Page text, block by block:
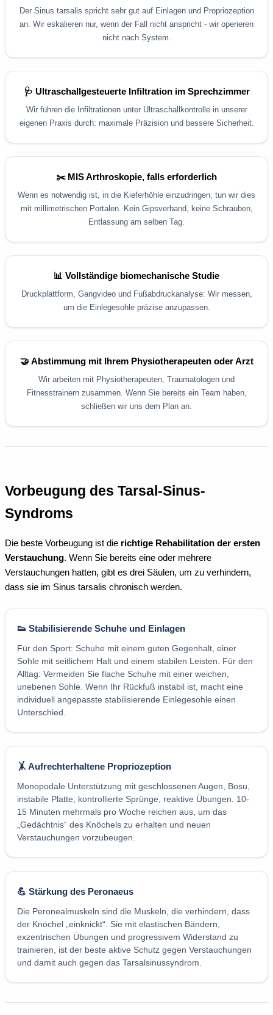
Der Sinus tarsalis spricht sehr gut auf Einlagen und Propriozeption
an. Wir eskalieren nur, wenn der Fall nicht anspricht - wir operieren
nicht nach System.
🩺 Ultraschallgesteuerte Infiltration im Sprechzimmer
Wir führen die Infiltrationen unter Ultraschallkontrolle in unserer
eigenen Praxis durch: maximale Präzision und bessere Sicherheit.
✂️ MIS Arthroskopie, falls erforderlich
Wenn es notwendig ist, in die Kieferhöhle einzudringen, tun wir dies
mit millimetrischen Portalen. Kein Gipsverband, keine Schrauben,
Entlassung am selben Tag.
📊 Vollständige biomechanische Studie
Druckplattform, Gangvideo und Fußabdruckanalyse: Wir messen,
um die Einlegesohle präzise anzupassen.
🤝 Abstimmung mit Ihrem Physiotherapeuten oder Arzt
Wir arbeiten mit Physiotherapeuten, Traumatologen und
Fitnesstrainern zusammen. Wenn Sie bereits ein Team haben,
schließen wir uns dem Plan an.
Vorbeugung des Tarsal-Sinus-
Syndroms
Die beste Vorbeugung ist die richtige Rehabilitation der ersten
Verstauchung. Wenn Sie bereits eine oder mehrere
Verstauchungen hatten, gibt es drei Säulen, um zu verhindern,
dass sie im Sinus tarsalis chronisch werden.
👟 Stabilisierende Schuhe und Einlagen
Für den Sport: Schuhe mit einem guten Gegenhalt, einer
Sohle mit seitlichem Halt und einem stabilen Leisten. Für den
Alltag: Vermeiden Sie flache Schuhe mit einer weichen,
unebenen Sohle. Wenn Ihr Rückfuß instabil ist, macht eine
individuell angepasste stabilisierende Einlegesohle einen
Unterschied.
🤸 Aufrechterhaltene Propriozeption
Monopodale Unterstützung mit geschlossenen Augen, Bosu,
instabile Platte, kontrollierte Sprünge, reaktive Übungen. 10-
15 Minuten mehrmals pro Woche reichen aus, um das
„Gedächtnis“ des Knöchels zu erhalten und neuen
Verstauchungen vorzubeugen.
💪 Stärkung des Peronaeus
Die Peronealmuskeln sind die Muskeln, die verhindern, dass
der Knöchel „einknickt“. Sie mit elastischen Bändern,
exzentrischen Übungen und progressivem Widerstand zu
trainieren, ist der beste aktive Schutz gegen Verstauchungen
und damit auch gegen das Tarsalsinussyndrom.